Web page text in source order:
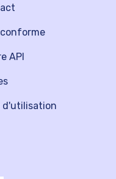
API
d'utilisation